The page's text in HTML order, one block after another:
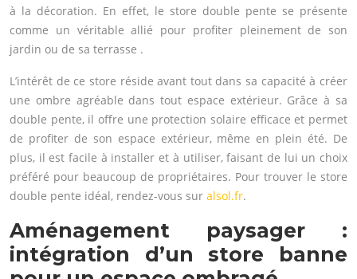
à la décoration. En effet, le store double pente se présente
comme un véritable allié pour profiter pleinement de son
jardin ou de sa terrasse .
L’intérêt de ce store réside avant tout dans sa capacité à créer
une ombre agréable dans tout espace extérieur. Grâce à sa
double pente, il offre une protection solaire efficace et permet
de profiter de son espace extérieur, même en plein été. De
plus, il est facile à installer et à utiliser, faisant de lui un choix
préféré pour beaucoup de propriétaires. Pour trouver le store
double pente idéal, rendez-vous sur alsol.fr.
Aménagement paysager :
intégration d’un store banne